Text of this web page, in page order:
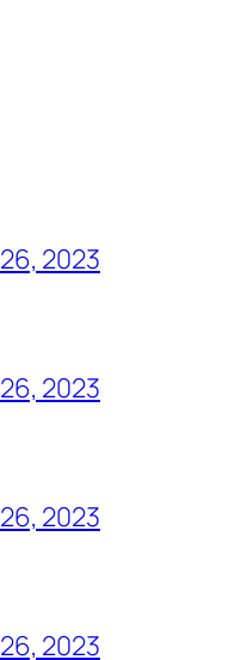
2023
2023
2023
2023